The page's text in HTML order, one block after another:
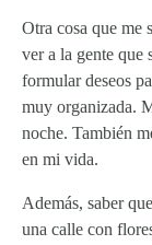
Otra cosa que me
ver a la gente que
formular deseos
muy organizada.
noche. También
en mi vida.
Además, saber
una calle con